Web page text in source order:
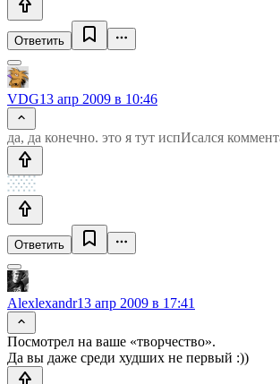
Ответить
VDG13 апр 2009 в 10:46
да, да конечно. это я тут испИсался
Ответить
Alexlexandr13 апр 2009 в 17:41
Посмотрел на ваше «творчество».
Да вы даже среди худших не первый :))